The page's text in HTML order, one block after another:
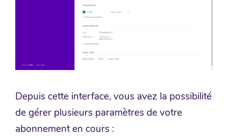
Depuis cette interface, vous avez la possibilité
de gérer plusieurs paramètres de votre
abonnement en cours :